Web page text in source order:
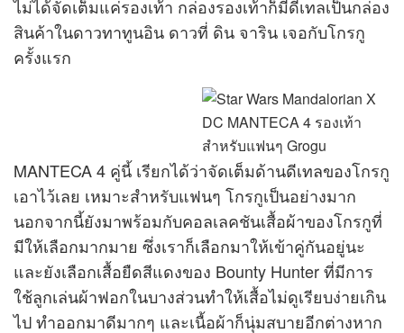
MANTECA 4 คู่นี้ เรียกได้ว่าจัดเต็มด้านดีเทลของโกรกู
เอาไว้เลย เหมาะสำหรับแฟนๆ โกรกูเป็นอย่างมาก
นอกจากนี้ยังมาพร้อมกับคอลเลคชันเสื้อผ้าของโกรกูที่
มีให้เลือกมากมาย ซึ่งเราก็เลือกมาให้เข้าคู่กันอยู่นะ
และยังเลือกเสื้อยืดสีแดงของ Bounty Hunter ที่มีการ
ใช้ลูกเล่นผ้าฟอกในบางส่วนทำให้เสื้อไม่ดูเรียบง่ายเกิน
ไป ทำออกมาดีมากๆ และเนื้อผ้าก็นุ่มสบายอีกต่างหาก